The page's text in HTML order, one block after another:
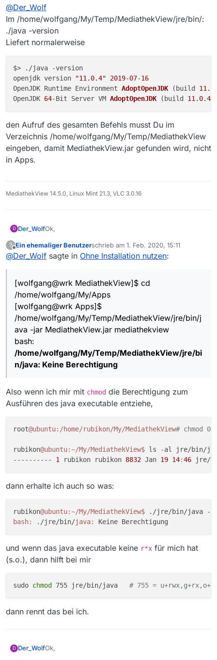
[wolfgang@wrk Apps]$
/home/wolfgang/My/Temp/MediathekView/jre/bin/j
ava -jar MediathekView.jar mediathekview
bash:
/home/wolfgang/My/Temp/MediathekView/jre/bin/jav
/home/wolfgang/My/Temp/MediathekView/jre/bin/jav
a -jar MediathekView.jar mediathekview
[sudo] Passwort für wolfgang:
sudo:
[wolfgang@wrk Apps]$
weder ohne noch mit Adminrechten klappt das.
/jre/bin/java ist ausführbar
alle Rechte liegen bei mir (ohne Admin)
Habe ich irgendwo einen Denkfehler?
@Der_Wolf
Im /home/wolfgang/My/Temp/MediathekView/jre/bin/:
./java -version
Liefert normalerweise
$> ./java -version
openjdk version
"11.0.4" 2019-07-16
OpenJDK Runtime Environment AdoptOpenJDK (build 11.0
OpenJDK 64-Bit Server VM AdoptOpenJDK (build 11.0.4
den Aufruf des gesamten Befehls musst Du im
Verzeichnis /home/wolfgang/My/Temp/MediathekView
eingeben, damit MediathekView.jar gefunden wird, nicht
in Apps.
MediathekView 14.5.0, Linux Mint 21.3, VLC 3.0.16
D Der_WolfOk,
[wolfgang@wrk MediathekView]$cd
/home/wolfgang/My/Apps
ava -jar MediathekView.jar mediathekview
bash:
/home/wolfgang/My/Temp/MediathekView/jre/bin/jav
a: Keine Berechtigung
[wolfgang@wrk Apps]$ sudo
/home/wolfgang/My/Temp/MediathekView/jre/bin/jav
[sudo] Passwort für wolfgang:
sudo:
/home/wolfgang/My/Temp/MediathekView/jre/bin/jav
alle Rechte liegen bei mir (ohne Admin)
Habe ich irgendwo einen Denkfehler?
?
Offline
Ein ehemaliger Benutzerschrieb am 1. Feb. 2020, 15:11
zuletzt editiert von
@Der_Wolf sagte in Ohne Installation nutzen:
[wolfgang@wrk MediathekView]$ cd
/home/wolfgang/My/Apps
[wolfgang@wrk Apps]$
/home/wolfgang/My/Temp/MediathekView/jre/bin/j
ava -jar MediathekView.jar mediathekview
bash:
/home/wolfgang/My/Temp/MediathekView/jre/bi
n/java: Keine Berechtigung
Also wenn ich mir mit chmod die Berechtigung zum
Ausführen des java executable entziehe,
root@ubuntu:/home/rubikon/My/MediathekView# chmod
rubikon@ubuntu:~/My/MediathekView$ ls -al jre/bin/
---------- 1 rubikon rubikon 8832 Jan 19 14:46
dann erhalte ich auch so was:
rubikon@ubuntu:~/My/MediathekView$
bash:
./jre/bin/java:
und wenn das java executable keine r*x für mich hat
(s.o.), dann hilft bei mir
sudo chmod 755 jre/bin/java # 755 =
dann rennt das bei ich.
D Der_WolfOk,